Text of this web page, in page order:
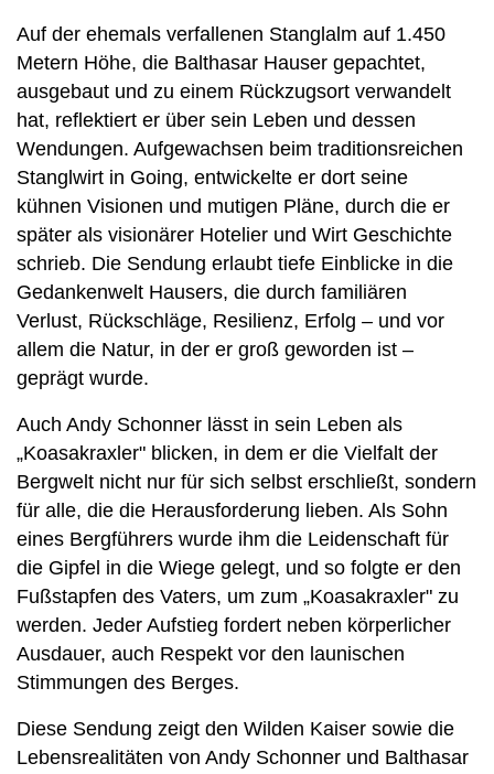
Auf der ehemals verfallenen Stanglalm auf 1.450
Metern Höhe, die Balthasar Hauser gepachtet,
ausgebaut und zu einem Rückzugsort verwandelt
hat, reflektiert er über sein Leben und dessen
Wendungen. Aufgewachsen beim traditionsreichen
Stanglwirt in Going, entwickelte er dort seine
kühnen Visionen und mutigen Pläne, durch die er
später als visionärer Hotelier und Wirt Geschichte
schrieb. Die Sendung erlaubt tiefe Einblicke in die
Gedankenwelt Hausers, die durch familiären
Verlust, Rückschläge, Resilienz, Erfolg – und vor
allem die Natur, in der er groß geworden ist –
geprägt wurde.
Auch Andy Schonner lässt in sein Leben als
„Koasakraxler" blicken, in dem er die Vielfalt der
Bergwelt nicht nur für sich selbst erschließt, sondern
für alle, die die Herausforderung lieben. Als Sohn
eines Bergführers wurde ihm die Leidenschaft für
die Gipfel in die Wiege gelegt, und so folgte er den
Fußstapfen des Vaters, um zum „Koasakraxler" zu
werden. Jeder Aufstieg fordert neben körperlicher
Ausdauer, auch Respekt vor den launischen
Stimmungen des Berges.
Diese Sendung zeigt den Wilden Kaiser sowie die
Lebensrealitäten von Andy Schonner und Balthasar